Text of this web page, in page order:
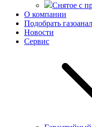
Снятое с
О компании
Подобрать
Новости
Сервис